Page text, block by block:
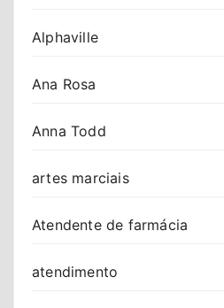
Alphaville
Ana Rosa
Anna Todd
artes marciais
Atendente de farmácia
atendimento